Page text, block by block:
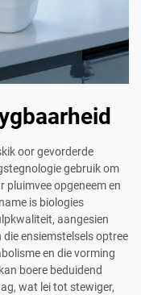
oor gevorderde
gebruik om
pluimvee opgeneem en
is biologies
aangesien
ensiemstelsels optree
en die vorming
boere beduidend
wat lei tot stewiger,